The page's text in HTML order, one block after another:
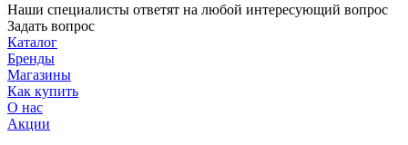
Наши специалисты ответят на любой интересующий вопрос
Задать вопрос
Каталог
Бренды
Магазины
Как купить
О нас
Акции